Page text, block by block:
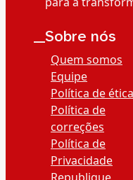
__Sobre nós
Quem somos
Equipe
Política de ética
Política de
correções
Política de
Privacidade
Republique